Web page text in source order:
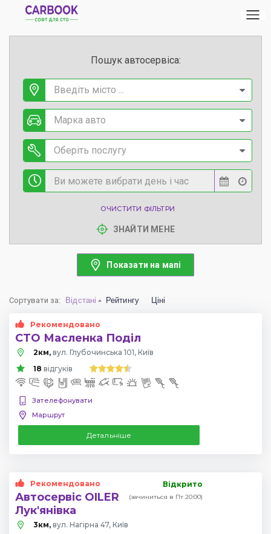
Пошук автосервіса:
Введіть місто ...
Марка авто
Оберіть послугу
ОЧИСТИТИ ФІЛЬТРИ
ЗНАЙТИ МЕНЕ
Показати на мапі
Сортувати за: Відстані Рейтингу Ціні
Рекомендовано
СТО Масленка Поділ
2км, вул. Глубочинська 101, Київ
18 відгуків
Зателефонувати
Маршрут
Детальніше
Рекомендовано
Автосервіс OILER
Лук'янівка
Відкрито
(зачиниться в Пт 20:00)
3км, вул. Нагірна 47, Київ